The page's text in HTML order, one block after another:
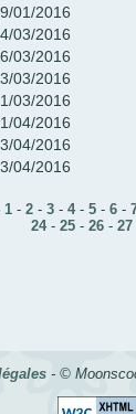
01/2016
03/2016
03/2016
03/2016
03/2016
04/2016
04/2016
04/2016
1- 2- 3- 4- 5- 6-
24- 25 - 26 - 27
- ©